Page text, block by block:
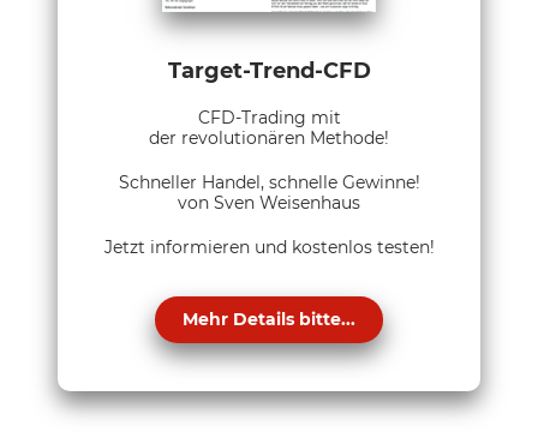
Target-Trend-CFD
CFD-Trading mit
der revolutionären Methode!
Schneller Handel, schnelle Gewinne!
von Sven Weisenhaus
Jetzt informieren und kostenlos testen!
Mehr Details bitte...